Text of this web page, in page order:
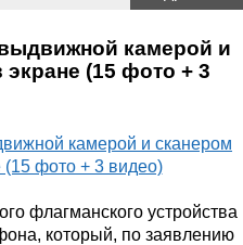
камерой и
экране (15 фото + 3
флагманского устройства
который, по заявлению